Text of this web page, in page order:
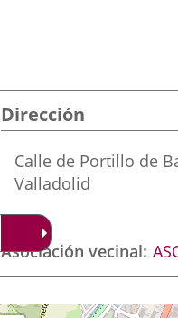
Dirección
Adresse
postale
Calle de Portillo de
Valladolid
Asociación vecinal